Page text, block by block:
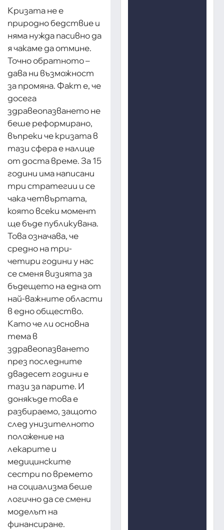
Кризата не е
природно бедствие и
няма нужда пасивно да
я чакаме да отмине.
Точно обратното –
дава ни възможност
за промяна. Факт е, че
досега
здравеопазването не
беше реформирано,
въпреки че кризата в
тази сфера е налице
от доста време. За 15
години има написани
три стратегии и се
чака четвъртата,
която всеки момент
ще бъде публикувана.
Това означава, че
средно на три-
четири години у нас
се сменя визията за
бъдещето на една от
най-важните области
в едно общество.
Като че ли основна
тема в
здравеопазването
през последните
двадесет години е
тази за парите. И
донякъде това е
разбираемо, защото
след унизителното
положение на
лекарите и
медицинските
сестри по времето
на социализма беше
логично да се смени
моделът на
финансиране.